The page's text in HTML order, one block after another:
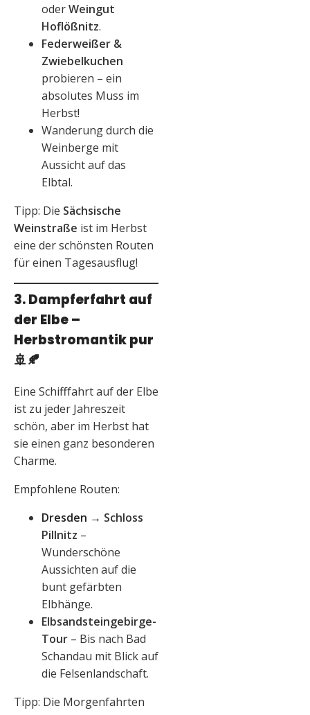
oderWeingut
Hoflößnitz.
Federweißer &
Zwiebelkuchen
probieren – ein
absolutes Muss im
Herbst!
Wanderung durch die
Weinberge mit
Aussicht auf das
Elbtal.
Tipp: Die Sächsische
Weinstraße ist im Herbst
eine der schönsten Routen
für einen Tagesausflug!
3. Dampferfahrt auf
der Elbe –
Herbstromantik pur
🚢🍂
Eine Schifffahrt auf der Elbe
ist zu jeder Jahreszeit
schön, aber im Herbst hat
sie einen ganz besonderen
Charme.
Empfohlene Routen:
Dresden → Schloss
Pillnitz –
Wunderschöne
Aussichten auf die
bunt gefärbten
Elbhänge.
Elbsandsteingebirge-
Tour – Bis nach Bad
Schandau mit Blick auf
die Felsenlandschaft.
Tipp: Die Morgenfahrten